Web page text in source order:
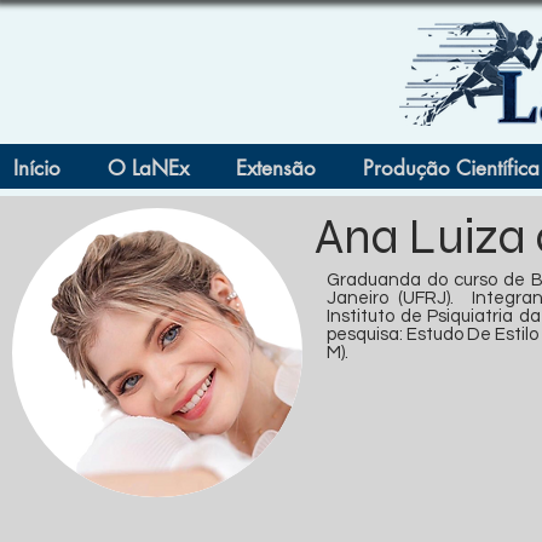
Início O LaNEx Extensão Produção Científica
Ana
Graduanda do curso de
Janeiro (UFRJ).
Instituto de Psiquiatria
pesquisa: Estudo De
M).